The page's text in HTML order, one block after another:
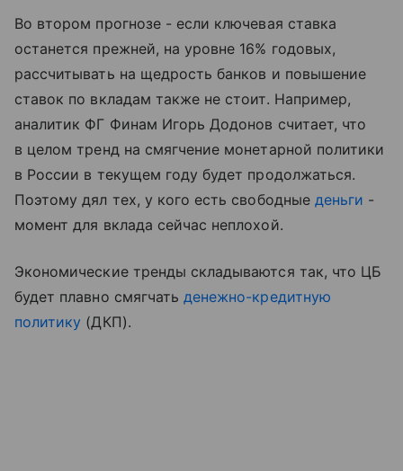
Во втором прогнозе - если ключевая ставка
останется прежней, на уровне 16% годовых,
рассчитывать на щедрость банков и повышение
ставок по вкладам также не стоит. Например,
аналитик ФГ Финам Игорь Додонов считает, что
в целом тренд на смягчение монетарной политики
в России в текущем году будет продолжаться.
Поэтому дял тех, у кого есть свободные деньги -
момент для вклада сейчас неплохой.
Экономические тренды складываются так, что ЦБ
будет плавно смягчатьденежно-кредитную
политику (ДКП).